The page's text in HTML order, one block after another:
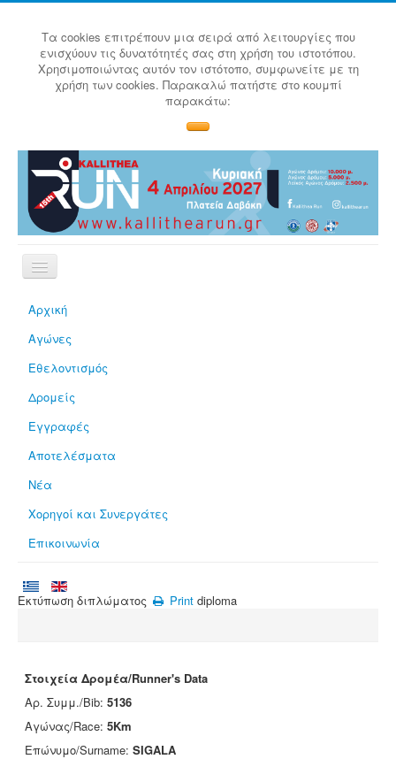
Τα cookies επιτρέπουν μια σειρά από λειτουργίες που
ενισχύουν τις δυνατότητές σας στη χρήση του ιστοτόπου.
Χρησιμοποιώντας αυτόν τον ιστότοπο, συμφωνείτε με τη
χρήση των cookies. Παρακαλώ πατήστε στο κουμπί
παρακάτω:
Αρχική
Αγώνες
Εθελοντισμός
Δρομείς
Εγγραφές
Αποτελέσματα
Νέα
Χορηγοί και Συνεργάτες
Επικοινωνία
Εκτύπωση διπλώματος Print diploma
Στοιχεία Δρομέα/Runner's Data
Αρ. Συμμ./Bib: 5136
Αγώνας/Race: 5Km
Επώνυμο/Surname: SIGALA